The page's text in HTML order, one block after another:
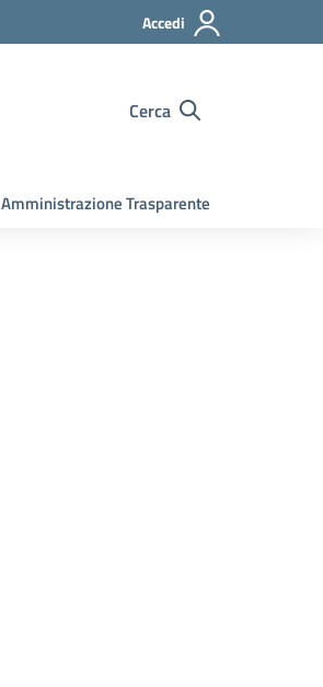
Accedi
Cerca
Amministrazione Trasparente